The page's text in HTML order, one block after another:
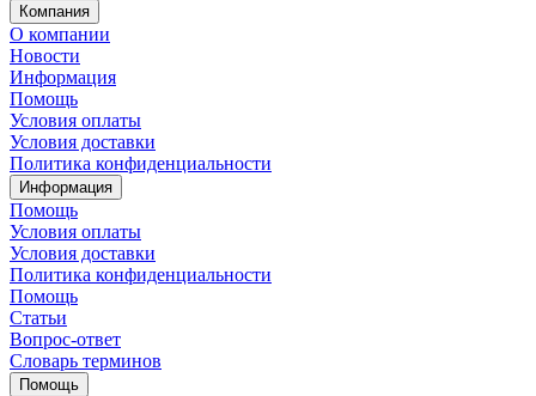
Компания
О компании
Новости
Информация
Помощь
Условия оплаты
Условия доставки
Политика конфиденциальности
Информация
Помощь
Условия оплаты
Условия доставки
Политика конфиденциальности
Помощь
Статьи
Вопрос-ответ
Словарь терминов
Помощь